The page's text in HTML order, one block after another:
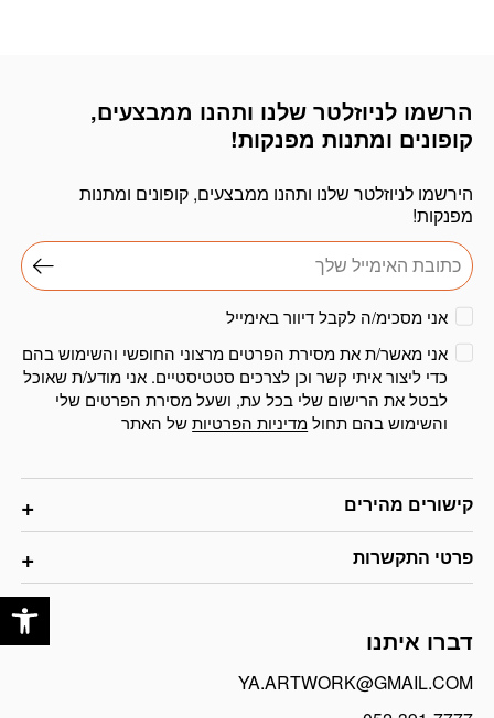
קישורים מהירים
פרטי התקשרות
דברו איתנו
YA.ARTWORK@GMAIL.COM
הרשמו לניוזלטר שלנו ותהנו ממבצעים,
קופונים ומתנות מפנקות!
הירשמו לניוזלטר שלנו ותהנו ממבצעים, קופונים ומתנות
מפנקות!
דוא׳׳ל
אני מסכימ/ה לקבל דיוור באימייל
אני מאשר/ת את מסירת הפרטים מרצוני החופשי והשימוש בהם
כדי ליצור איתי קשר וכן לצרכים סטטיסטיים. אני מודע/ת שאוכל
לבטל את הרישום שלי בכל עת, ושעל מסירת הפרטים שלי
והשימוש בהם תחולמדיניות הפרטיותשל האתר